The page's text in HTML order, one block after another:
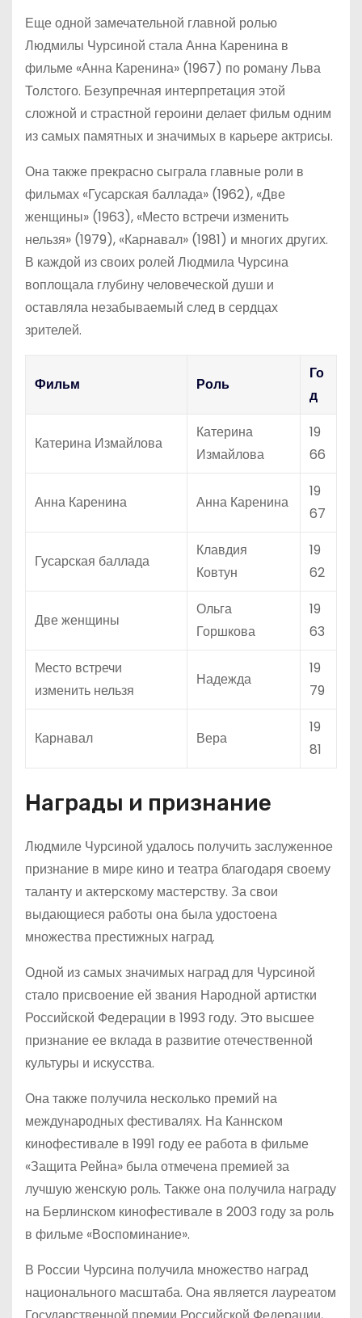
Еще одной замечательной главной ролью
Людмилы Чурсиной стала Анна Каренина в
фильме «Анна Каренина» (1967) по роману Льва
Толстого. Безупречная интерпретация этой
сложной и страстной героини делает фильм одним
из самых памятных и значимых в карьере актрисы.
Она также прекрасно сыграла главные роли в
фильмах «Гусарская баллада» (1962), «Две
женщины» (1963), «Место встречи изменить
нельзя» (1979), «Карнавал» (1981) и многих других.
В каждой из своих ролей Людмила Чурсина
воплощала глубину человеческой души и
оставляла незабываемый след в сердцах
зрителей.
Фильм Роль
Го
д
Катерина Измайлова
Катерина
Измайлова
19
66
Анна Каренина Анна Каренина
19
67
Гусарская баллада
Клавдия
Ковтун
19
62
Две женщины
Ольга
Горшкова
19
63
Место встречи
изменить нельзя
Надежда
19
79
Карнавал Вера
19
81
Награды и признание
Людмиле Чурсиной удалось получить заслуженное
признание в мире кино и театра благодаря своему
таланту и актерскому мастерству. За свои
выдающиеся работы она была удостоена
множества престижных наград.
Одной из самых значимых наград для Чурсиной
стало присвоение ей звания Народной артистки
Российской Федерации в 1993 году. Это высшее
признание ее вклада в развитие отечественной
культуры и искусства.
Она также получила несколько премий на
международных фестивалях. На Каннском
кинофестивале в 1991 году ее работа в фильме
«Защита Рейна» была отмечена премией за
лучшую женскую роль. Также она получила награду
на Берлинском кинофестивале в 2003 году за роль
в фильме «Воспоминание».
В России Чурсина получила множество наград
национального масштаба. Она является лауреатом